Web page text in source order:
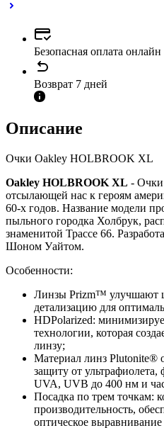
Безопасная оплата онлайн
Возврат 7 дней
Описание
Очки Oakley HOLBROOK XL
Oakley HOLBROOK XL - Очки
отсылающей нас к героям
60-х годов. Название модели
пыльного городка Холбрук,
знаменитой Трассе 66.
Шоном Уайтом.
Особенности:
Линзы Prizm™ улучшают
детализацию для
HDPolarized:
технологии, которая
линзу;
Материал линз Plutonite®
защиту от ультрафиолета,
UVA, UVB до 400 нм и
Посадка по трем точкам:
производительность,
оптическое